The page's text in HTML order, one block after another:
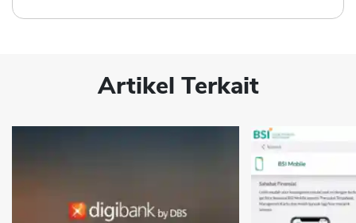
Artikel Terkait